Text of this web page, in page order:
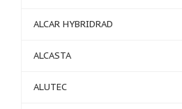
ALCAR HYBRIDRAD
ALCASTA
ALUTEC